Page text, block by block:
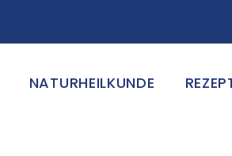
NATURHEILKUNDE